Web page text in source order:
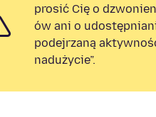
prosić Cię o
ów ani o
podejrzaną
nadużycie”.